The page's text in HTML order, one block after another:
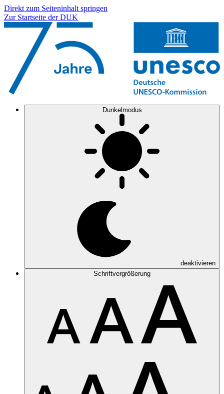
Direkt zum Seiteninhalt springen
Zur Startseite der DUK
Dunkelmodus
deaktivieren
Schriftvergrößerung